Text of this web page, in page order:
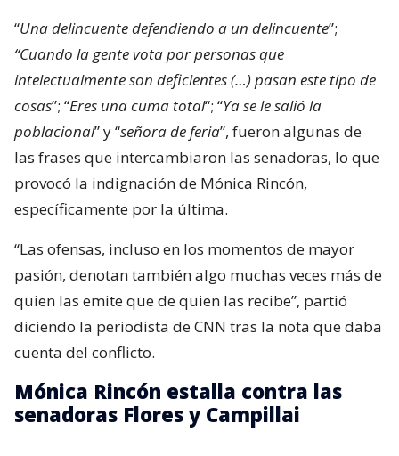
“Una delincuente defendiendo a un delincuente”;
“Cuando la gente vota por personas que
intelectualmente son deficientes (…) pasan este tipo de
cosas”; “Eres una cuma total“; “Ya se le salió la
poblacional” y “señora de feria”, fueron algunas de
las frases que intercambiaron las senadoras, lo que
provocó la indignación de Mónica Rincón,
específicamente por la última.
“Las ofensas, incluso en los momentos de mayor
pasión, denotan también algo muchas veces más de
quien las emite que de quien las recibe”, partió
diciendo la periodista de CNN tras la nota que daba
cuenta del conflicto.
Mónica Rincón estalla contra las
senadoras Flores y Campillai